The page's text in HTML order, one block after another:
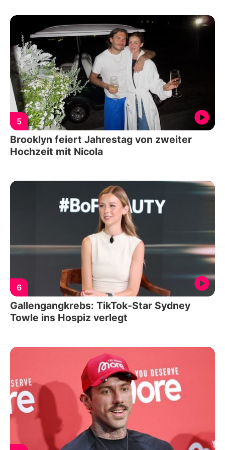
5
Brooklyn feiert Jahrestag von zweiter
Hochzeit mit Nicola
6
Gallengangkrebs: TikTok-Star Sydney
Towle ins Hospiz verlegt